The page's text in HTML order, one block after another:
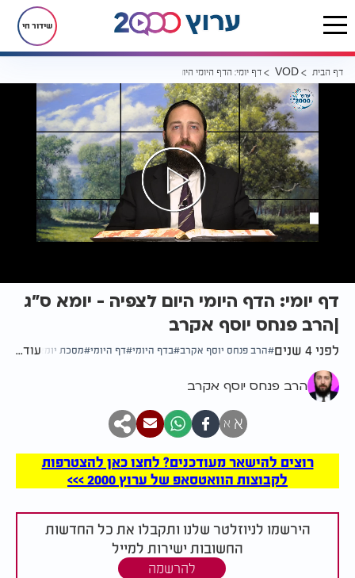
שידור חי
דף הבית VOD דף יומי: הדף היומי היום לצפיה - יומא ס"ג |הרב פנחס יוסף אקרב
דף יומי: הדף היומי היום לצפיה - יומא ס"ג
|הרב פנחס יוסף אקרב
לפני 4 שנים הרב פנחס יוסף אקרב בדף היומי דף היומי מסכת יומא דף ס"ג
עוד...
הרב פנחס יוסף אקרב
א א
רוצים להישאר מעודכנים? לחצו כאן להצטרפות
לקבוצות הוואטסאפ של ערוץ 2000 >>>
הירשמו לניוזלטר שלנו ותקבלו את כל החדשות
החשובות ישירות למייל
להרשמה